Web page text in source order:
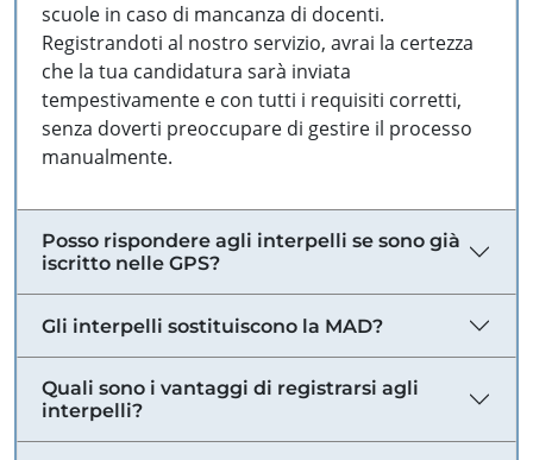
scuole in caso di mancanza di docenti.
Registrandoti al nostro servizio, avrai la certezza
che la tua candidatura sarà inviata
tempestivamente e con tutti i requisiti corretti,
senza doverti preoccupare di gestire il processo
manualmente.
Posso rispondere agli interpelli se sono già
iscritto nelle GPS?
Gli interpelli sostituiscono la MAD?
Quali sono i vantaggi di registrarsi agli
interpelli?